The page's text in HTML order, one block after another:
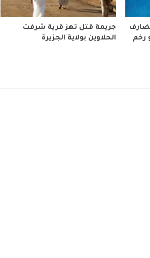
رخم
جريمة قتل تهز قرية شرفت
الحلاوين بولاية الجزيرة